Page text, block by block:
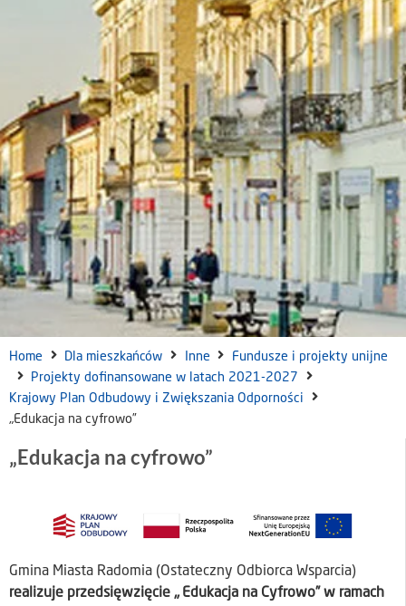
Home Dla mieszkańców Inne
Fundusze i projekty unijne
Projekty dofinansowane w latach 2021-2027
Krajowy Plan Odbudowy i Zwiększania Odporności
„Edukacja na cyfrowo”
„Edukacja na cyfrowo”
Gmina Miasta Radomia (Ostateczny Odbiorca Wsparcia)
realizuje przedsięwzięcie „ Edukacja na Cyfrowo” w ramach